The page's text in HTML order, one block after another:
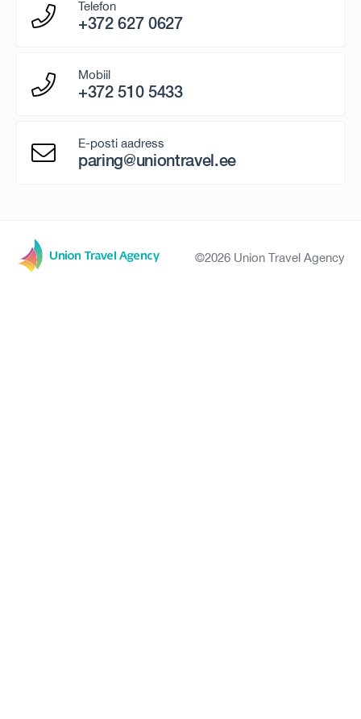
Telefon
+372 627 0627
Mobiil
+372 510 5433
E-posti aadress
paring@uniontravel.ee
©2026 Union Travel Agency